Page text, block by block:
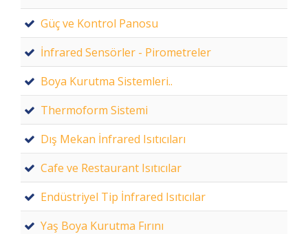
Güç ve Kontrol Panosu
İnfrared Sensörler - Pirometreler
Boya Kurutma Sistemleri..
Thermoform Sistemi
Dış Mekan İnfrared Isıtıcıları
Cafe ve Restaurant Isıtıcılar
Endüstriyel Tip İnfrared Isıtıcılar
Yaş Boya Kurutma Fırını